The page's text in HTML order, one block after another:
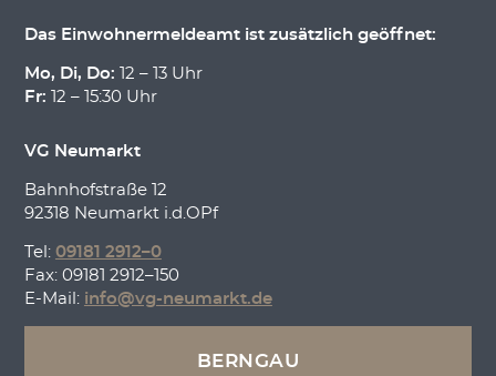
Das Einwohnermeldeamt ist zusätzlich geöffnet:
Mo, Di, Do: 12 – 13 Uhr
Fr: 12 – 15:30 Uhr
VG Neumarkt
Bahnhofstraße 12
92318 Neumarkt i.d.OPf
Tel: 09181 2912–0
Fax: 09181 2912–150
E-Mail: info@vg-neumarkt.de
BERNGAU